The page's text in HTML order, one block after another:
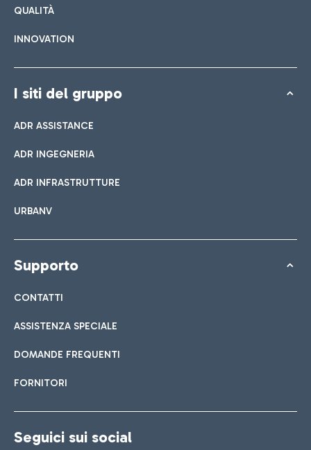
QUALITÀ
INNOVATION
I siti del gruppo
ADR ASSISTANCE
ADR INGEGNERIA
ADR INFRASTRUTTURE
URBANV
Supporto
CONTATTI
ASSISTENZA SPECIALE
DOMANDE FREQUENTI
FORNITORI
Seguici sui social